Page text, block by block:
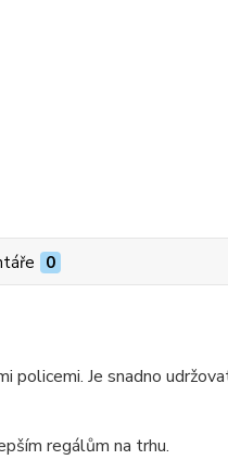
0
policemi. Je snadno
regálům na trhu.